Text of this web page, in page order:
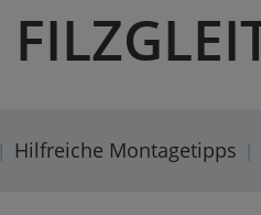
Hilfreiche Montagetipps